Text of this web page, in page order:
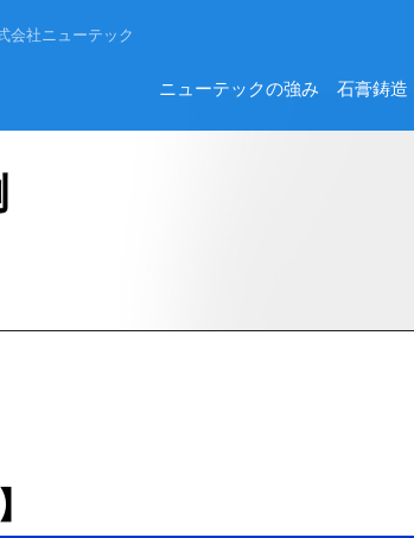
会社ニューテック
ニューテックの強み 石膏鋳造